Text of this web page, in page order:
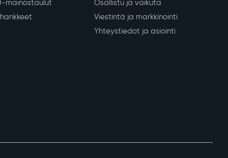
mainostaulut
Osallistu ja vaikuta
Viestintä ja markkinointi
Yhteystiedot ja asiointi